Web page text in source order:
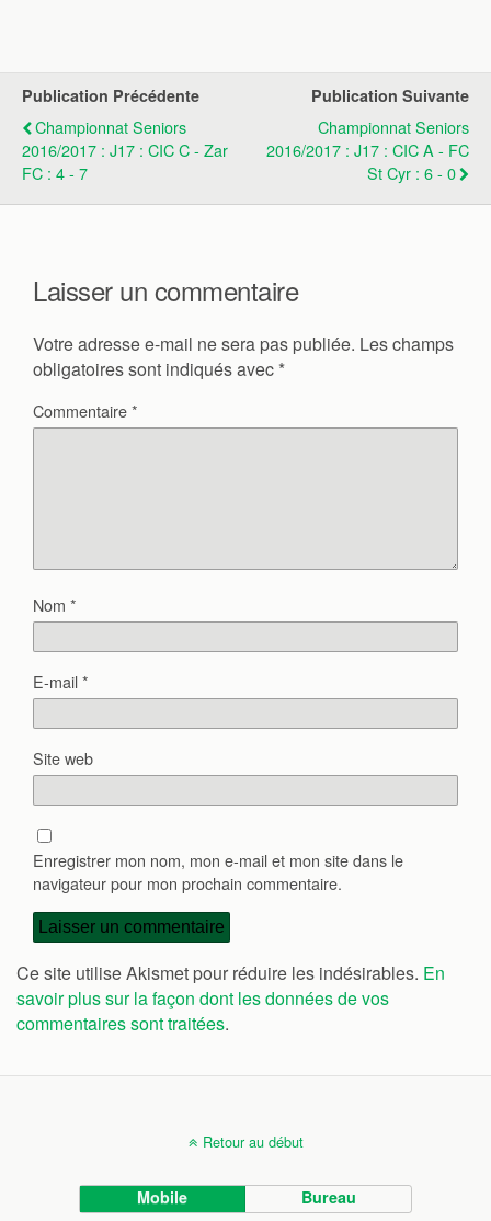
Publication Précédente
Championnat Seniors
2016/2017 : J17 : CIC C - Zar
FC : 4 - 7
Publication Suivante
Championnat Seniors
2016/2017 : J17 : CIC A - FC
St Cyr : 6 - 0
Laisser un commentaire
Votre adresse e-mail ne sera pas publiée. Les champs
obligatoires sont indiqués avec *
Commentaire*
Nom *
E-mail*
Site web
Enregistrer mon nom, mon e-mail et mon site dans le
navigateur pour mon prochain commentaire.
Ce site utilise Akismet pour réduire les indésirables. En
savoir plus sur la façon dont les données de vos
commentaires sont traitées.
Retour au début
Mobile Bureau